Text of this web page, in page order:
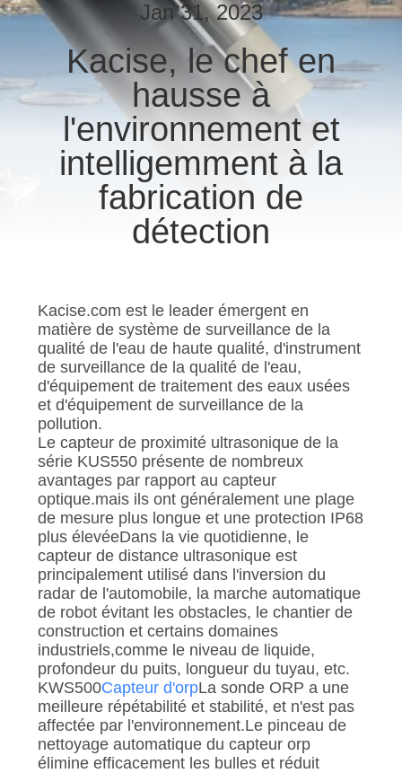
VISITE
D'USINE
CONTRÔLE
QUALITÉ
CONTACTEZ-
CAS
DEMANDEZ
UNE
CITATION
PLAN
SITE
POLITIQUE
CONFIDENTIALITÉ
Jan 31, 2023
Kacise, le chef en
hausse à
l'environnement et
intelligemment à la
fabrication de
détection
Kacise.com est le leader émergent en
matière de système de surveillance de la
qualité de l'eau de haute qualité, d'instrument
de surveillance de la qualité de l'eau,
d'équipement de traitement des eaux usées
et d'équipement de surveillance de la
pollution.
Le capteur de proximité ultrasonique de la
série KUS550 présente de nombreux
avantages par rapport au capteur
optique.mais ils ont généralement une plage
de mesure plus longue et une protection IP68
plus élevéeDans la vie quotidienne, le
capteur de distance ultrasonique est
principalement utilisé dans l'inversion du
radar de l'automobile, la marche automatique
de robot évitant les obstacles, le chantier de
construction et certains domaines
industriels,comme le niveau de liquide,
profondeur du puits, longueur du tuyau, etc.
KWS500Capteur d'orpLa sonde ORP a une
meilleure répétabilité et stabilité, et n'est pas
affectée par l'environnement.Le pinceau de
nettoyage automatique du capteur orp
élimine efficacement les bulles et réduit